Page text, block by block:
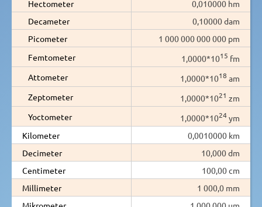
Hectometer
0,010000 hm
Decameter
0,10000 dam
Picometer
1 000 000 000 000 pm
Femtometer
1,0000*1015 fm
Attometer
1,0000*1018 am
Zeptometer
1,0000*1021 zm
Yoctometer
1,0000*1024ym
Kilometer
0,0010000 km
Decimeter
10,000 dm
Centimeter
100,00 cm
Millimeter
1 000,0 mm